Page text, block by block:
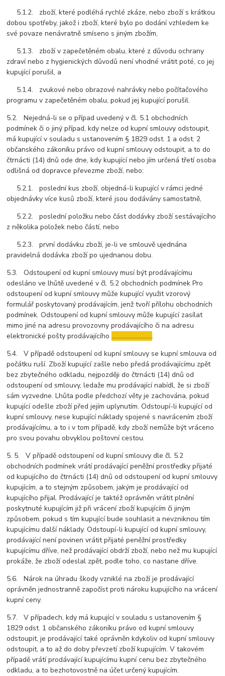
5.1.2. zboží, které podléhá rychlé zkáze, nebo zboží s krátkou
dobou spotřeby, jakož i zboží, které bylo po dodání vzhledem ke
své povaze nenávratně smíseno s jiným zbožím,
5.1.3. zboží v zapečetěném obalu, které z důvodu ochrany
zdraví nebo z hygienických důvodů není vhodné vrátit poté, co jej
kupující porušil, a
5.1.4. zvukové nebo obrazové nahrávky nebo počítačového
programu v zapečetěném obalu, pokud jej kupující porušil.
5.2. Nejedná-li se o případ uvedený v čl. 5.1 obchodních
podmínek či o jiný případ, kdy nelze od kupní smlouvy odstoupit,
má kupující v souladu s ustanovením § 1829 odst. 1 a odst. 2
občanského zákoníku právo od kupní smlouvy odstoupit, a to do
čtrnácti (14) dnů ode dne, kdy kupující nebo jím určená třetí osoba
odlišná od dopravce převezme zboží, nebo:
5.2.1. poslední kus zboží, objedná-li kupující v rámci jedné
objednávky více kusů zboží, které jsou dodávány samostatně,
5.2.2. poslední položku nebo část dodávky zboží sestávajícího
z několika položek nebo částí, nebo
5.2.3. první dodávku zboží, je-li ve smlouvě ujednána
pravidelná dodávka zboží po ujednanou dobu.
5.3. Odstoupení od kupní smlouvy musí být prodávajícímu
odesláno ve lhůtě uvedené v čl. 5.2 obchodních podmínek Pro
odstoupení od kupní smlouvy může kupující využit vzorový
formulář poskytovaný prodávajícím, jenž tvoří přílohu obchodních
podmínek. Odstoupení od kupní smlouvy může kupující zasílat
mimo jiné na adresu provozovny prodávajícího či na adresu
elektronické pošty prodávajícího……………………….
5.4. V případě odstoupení od kupní smlouvy se kupní smlouva od
počátku ruší. Zboží kupující zašle nebo předá prodávajícímu zpět
bez zbytečného odkladu, nejpozději do čtrnácti (14) dnů od
odstoupení od smlouvy, ledaže mu prodávající nabídl, že si zboží
sám vyzvedne. Lhůta podle předchozí věty je zachována, pokud
kupující odešle zboží před jejím uplynutím. Odstoupí-li kupující od
kupní smlouvy, nese kupující náklady spojené s navrácením zboží
prodávajícímu, a to i v tom případě, kdy zboží nemůže být vráceno
pro svou povahu obvyklou poštovní cestou.
5. 5. V případě odstoupení od kupní smlouvy dle čl. 5.2
obchodních podmínek vrátí prodávající peněžní prostředky přijaté
od kupujícího do čtrnácti (14) dnů od odstoupení od kupní smlouvy
kupujícím, a to stejným způsobem, jakým je prodávající od
kupujícího přijal. Prodávající je taktéž oprávněn vrátit plnění
poskytnuté kupujícím již při vrácení zboží kupujícím či jiným
způsobem, pokud s tím kupující bude souhlasit a nevzniknou tím
kupujícímu další náklady. Odstoupí-li kupující od kupní smlouvy,
prodávající není povinen vrátit přijaté peněžní prostředky
kupujícímu dříve, než prodávající obdrží zboží, nebo než mu kupující
prokáže, že zboží odeslal zpět, podle toho, co nastane dříve.
5.6. Nárok na úhradu škody vzniklé na zboží je prodávající
oprávněn jednostranně započíst proti nároku kupujícího na vrácení
kupní ceny.
5.7. V případech, kdy má kupující v souladu s ustanovením §
1829 odst. 1 občanského zákoníku právo od kupní smlouvy
odstoupit, je prodávající také oprávněn kdykoliv od kupní smlouvy
odstoupit, a to až do doby převzetí zboží kupujícím. V takovém
případě vrátí prodávající kupujícímu kupní cenu bez zbytečného
odkladu, a to bezhotovostně na účet určený kupujícím.